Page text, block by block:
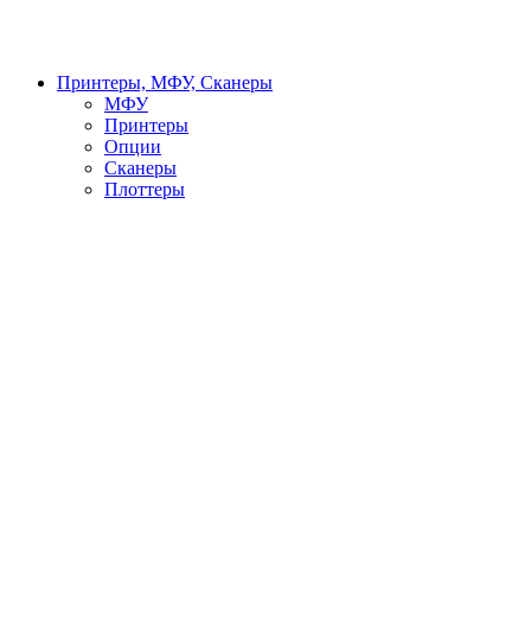
Принтеры, МФУ, Сканеры
МФУ
Принтеры
Опции
Сканеры
Плоттеры